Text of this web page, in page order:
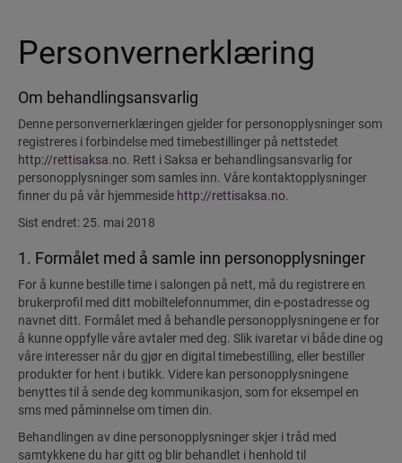
Personvernerklæring
Om behandlingsansvarlig
Denne personvernerklæringen gjelder for personopplysninger som
registreres i forbindelse med timebestillinger på nettstedet
http://rettisaksa.no. Rett i Saksa er behandlingsansvarlig for
personopplysninger som samles inn. Våre kontaktopplysninger
finner du på vår hjemmeside http://rettisaksa.no.
Sist endret: 25. mai 2018
1. Formålet med å samle inn personopplysninger
For å kunne bestille time i salongen på nett, må du registrere en
brukerprofil med ditt mobiltelefonnummer, din e-postadresse og
navnet ditt. Formålet med å behandle personopplysningene er for
å kunne oppfylle våre avtaler med deg. Slik ivaretar vi både dine og
våre interesser når du gjør en digital timebestilling, eller bestiller
produkter for hent i butikk. Videre kan personopplysningene
benyttes til å sende deg kommunikasjon, som for eksempel en
sms med påminnelse om timen din.
Behandlingen av dine personopplysninger skjer i tråd med
samtykkene du har gitt og blir behandlet i henhold til